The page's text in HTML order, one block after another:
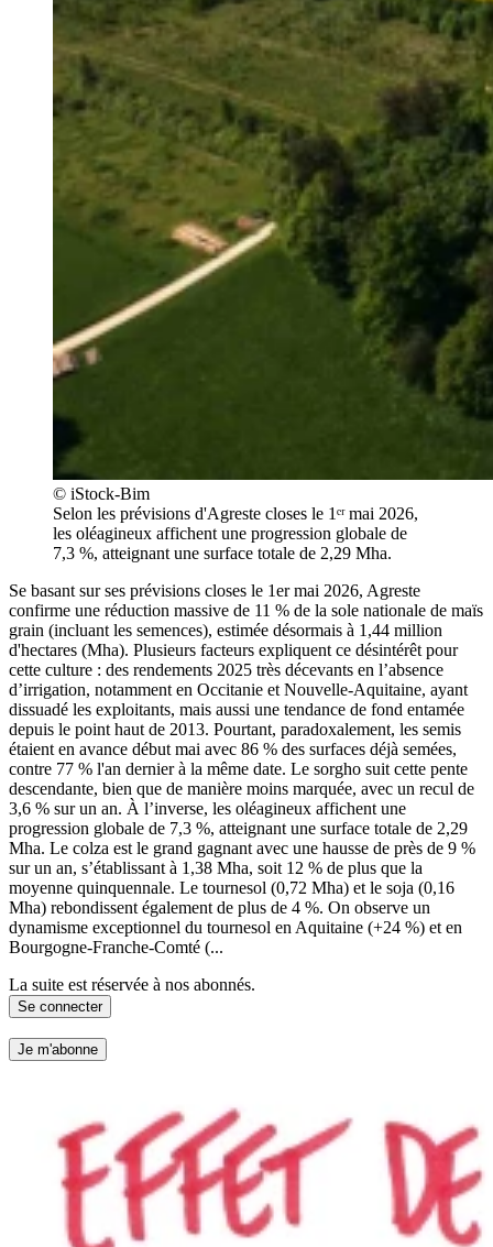
© iStock-Bim
Selon les prévisions d'Agreste closes le 1ᵉʳ mai 2026,
les oléagineux affichent une progression globale de
7,3 %, atteignant une surface totale de 2,29 Mha.
Se basant sur ses prévisions closes le 1er mai 2026, Agreste
confirme une réduction massive de 11 % de la sole nationale de maïs
grain (incluant les semences), estimée désormais à 1,44 million
d'hectares (Mha). Plusieurs facteurs expliquent ce désintérêt pour
cette culture : des rendements 2025 très décevants en l’absence
d’irrigation, notamment en Occitanie et Nouvelle-Aquitaine, ayant
dissuadé les exploitants, mais aussi une tendance de fond entamée
depuis le point haut de 2013. Pourtant, paradoxalement, les semis
étaient en avance début mai avec 86 % des surfaces déjà semées,
contre 77 % l'an dernier à la même date. Le sorgho suit cette pente
descendante, bien que de manière moins marquée, avec un recul de
3,6 % sur un an. À l’inverse, les oléagineux affichent une
progression globale de 7,3 %, atteignant une surface totale de 2,29
Mha. Le colza est le grand gagnant avec une hausse de près de 9 %
sur un an, s’établissant à 1,38 Mha, soit 12 % de plus que la
moyenne quinquennale. Le tournesol (0,72 Mha) et le soja (0,16
Mha) rebondissent également de plus de 4 %. On observe un
dynamisme exceptionnel du tournesol en Aquitaine (+24 %) et en
Bourgogne-Franche-Comté (...
La suite est réservée à nos abonnés.
Se connecter
Je m'abonne